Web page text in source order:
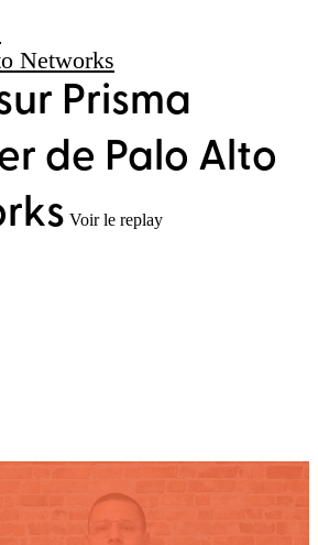
Networks
Prisma
de Palo Alto
Voir le replay